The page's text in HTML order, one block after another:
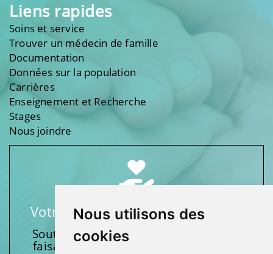
Nous utilisons des
cookies
Liens rapides
Soins et service
Trouver un médecin de famille
Documentation
Données sur la population
Carrières
Enseignement et Recherche
Stages
Nous joindre
Votre soutien fait une différence
Soutenez l’une de nos fondations en
faisant un don et en participant aux